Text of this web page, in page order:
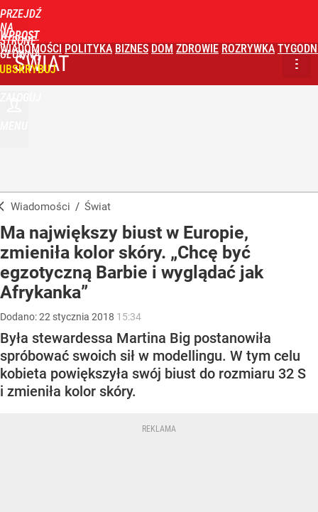
PRZEJDŹ
NA
STRONĘ
GŁÓWNĄ
WPROST
WIADOMOŚCI POLITYKA BIZNES DOM ZDROWIE ROZRYWKA
ŚWIAT
Wiadomości / Świat
Ma największy biust w Europie,
zmieniła kolor skóry. „Chcę być
egzotyczną Barbie i wyglądać jak
Afrykanka”
Dodano:22 stycznia 2018 15:34
Była stewardessa Martina Big postanowiła
spróbować swoich sił w modellingu. W tym celu
kobieta powiększyła swój biust do rozmiaru 32 S
i zmieniła kolor skóry.